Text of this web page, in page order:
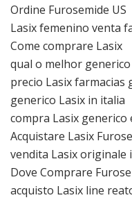
Ordine Furosemide US
Lasix femenino venta
Come comprare Lasix
qual o melhor
precio Lasix farmacias
generico Lasix in italia
compra Lasix generico
Acquistare Lasix
vendita Lasix originale
Dove Comprare
acquisto Lasix line